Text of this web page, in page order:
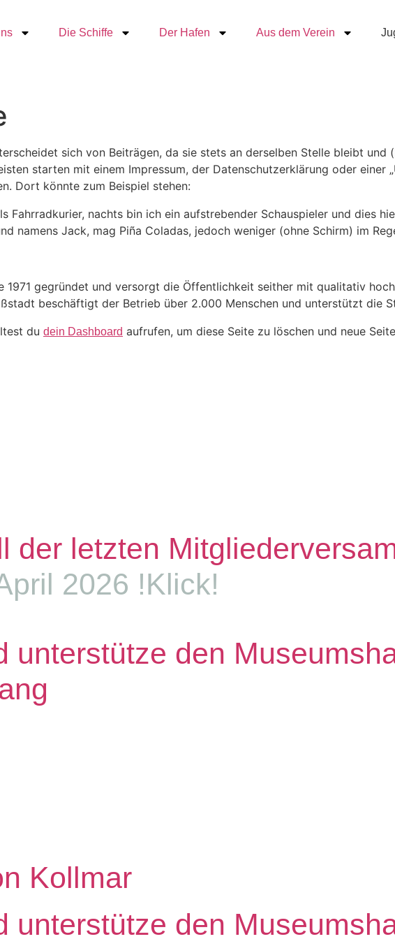
Die Schiffe Der Hafen Aus dem Verein
sich von Beiträgen, da sie stets an derselben Stelle bleibt und
starten mit einem Impressum, der Datenschutzerklärung oder einer
Dort könnte zum Beispiel stehen:
Fahrradkurier, nachts bin ich ein aufstrebender Schauspieler und dies
namens Jack, mag Piña Coladas, jedoch weniger (ohne Schirm) im
1971 gegründet und versorgt die Öffentlichkeit seither mit qualitativ
beschäftigt der Betrieb über 2.000 Menschen und unterstützt die
du dein Dashboard aufrufen, um diese Seite zu löschen und neue
der letzten
2026 !Klick!
unterstütze den
Kollmar
unterstütze den